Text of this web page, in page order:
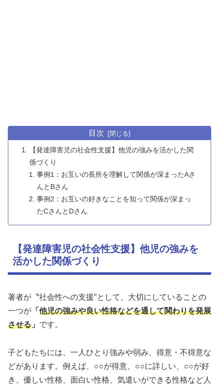
目次
【発達障害児の社会性支援】他児の強みを活かした関
係づくり
事例1：お互いの長所を理解して関係が深まったAさ
んとBさん
事例2：お互いの好きなことを知って関係が深まっ
たCさんとDさん
【発達障害児の社会性支援】他児の強みを
活かした関係づくり
著者が〝社会性への支援″として、大切にしていることの
一つが 「 他児の強みや良い性格などを通して関わりを発展
させる 」 です。
子どもたちには、一人ひとり強みや弱み、得意・不得意な
どがあります。例えば、○○が得意、○○に詳しい、○○が好
き、優しい性格、面白い性格、気遣いができる性格など人